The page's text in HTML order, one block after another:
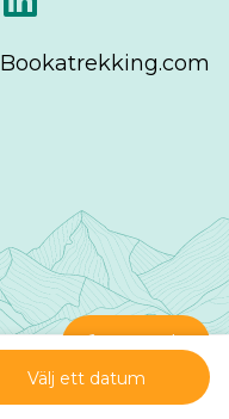
Välj ett datum
Bookatrekking.com